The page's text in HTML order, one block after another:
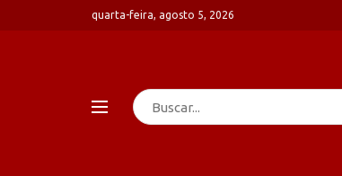
quarta-feira, agosto 5, 2026